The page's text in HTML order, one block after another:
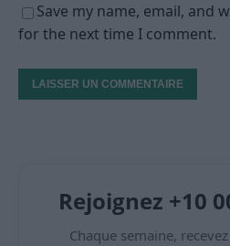
Save my name, email, and
for the next time I comment.
Rejoignez +10
Chaque semaine,